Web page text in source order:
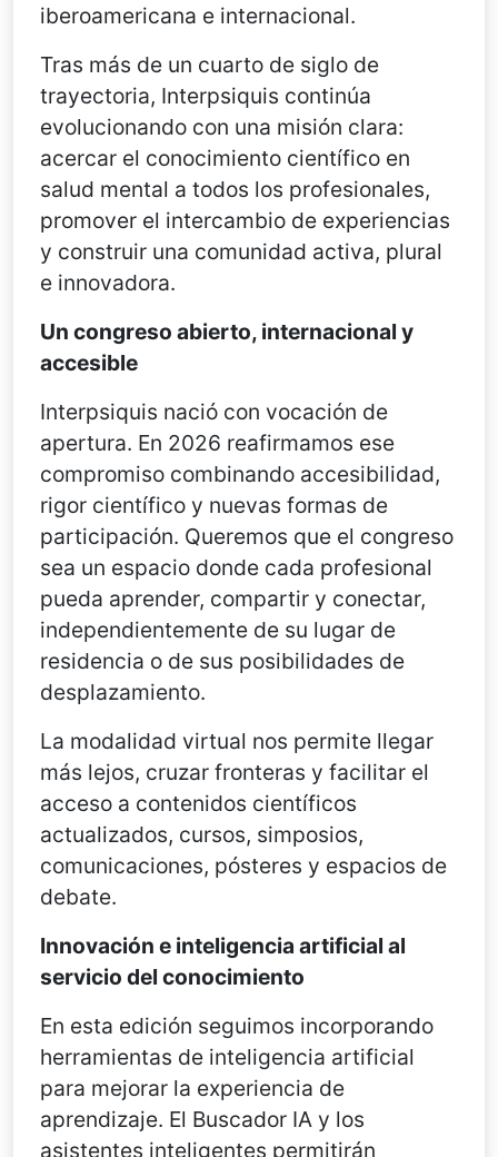
iberoamericana e internacional.
Tras más de un cuarto de siglo de
trayectoria, Interpsiquis continúa
evolucionando con una misión clara:
acercar el conocimiento científico en
salud mental a todos los profesionales,
promover el intercambio de experiencias
y construir una comunidad activa, plural
e innovadora.
Un congreso abierto, internacional y
accesible
Interpsiquis nació con vocación de
apertura. En 2026 reafirmamos ese
compromiso combinando accesibilidad,
rigor científico y nuevas formas de
participación. Queremos que el congreso
sea un espacio donde cada profesional
pueda aprender, compartir y conectar,
independientemente de su lugar de
residencia o de sus posibilidades de
desplazamiento.
La modalidad virtual nos permite llegar
más lejos, cruzar fronteras y facilitar el
acceso a contenidos científicos
actualizados, cursos, simposios,
comunicaciones, pósteres y espacios de
debate.
Innovación e inteligencia artificial al
servicio del conocimiento
En esta edición seguimos incorporando
herramientas de inteligencia artificial
para mejorar la experiencia de
aprendizaje. El Buscador IA y los
asistentes inteligentes permitirán